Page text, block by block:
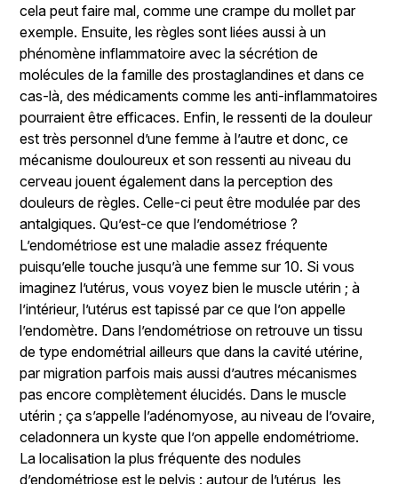
cela peut faire mal, comme une crampe du mollet par
exemple. Ensuite, les règles sont liées aussi à un
phénomène inflammatoire avec la sécrétion de
molécules de la famille des prostaglandines et dans ce
cas-là, des médicaments comme les anti-inflammatoires
pourraient être efficaces. Enfin, le ressenti de la douleur
est très personnel d’une femme à l’autre et donc, ce
mécanisme douloureux et son ressenti au niveau du
cerveau jouent également dans la perception des
douleurs de règles. Celle-ci peut être modulée par des
antalgiques. Qu’est-ce que l’endométriose ?
L’endométriose est une maladie assez fréquente
puisqu’elle touche jusqu’à une femme sur 10. Si vous
imaginez l’utérus, vous voyez bien le muscle utérin ; à
l’intérieur, l’utérus est tapissé par ce que l’on appelle
l’endomètre. Dans l’endométriose on retrouve un tissu
de type endométrial ailleurs que dans la cavité utérine,
par migration parfois mais aussi d’autres mécanismes
pas encore complètement élucidés. Dans le muscle
utérin ; ça s’appelle l’adénomyose, au niveau de l’ovaire,
celadonnera un kyste que l’on appelle endométriome.
La localisation la plus fréquente des nodules
d’endométriose est le pelvis : autour de l’utérus, les